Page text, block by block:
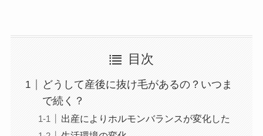
目次
どうして産後に抜け毛があるの？いつま
で続く？
出産によりホルモンバランスが変化した